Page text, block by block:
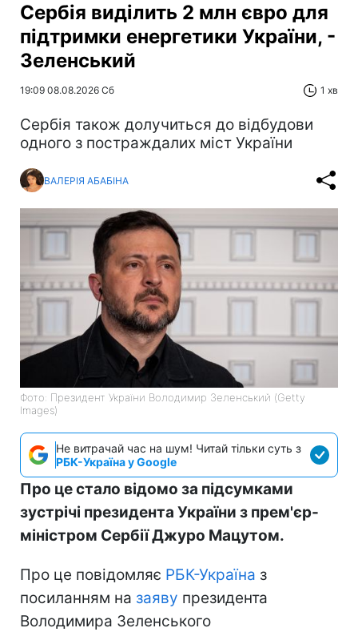
Сербія виділить 2 млн євро для
підтримки енергетики України, -
Зеленський
19:09 08.08.2026 Сб 1 хв
Сербія також долучиться до відбудови
одного з постраждалих міст України
ВАЛЕРІЯ АБАБІНА
Фото: Президент України Володимир Зеленський (Getty
Images)
Не витрачай час на шум! Читай тільки суть з
РБК-Україна у Google
Про це стало відомо за підсумками
зустрічі президента України з прем'єр-
міністром Сербії Джуро Мацутом.
Про це повідомляє РБК-Україна з
посиланням на заяву президента
Володимира Зеленського